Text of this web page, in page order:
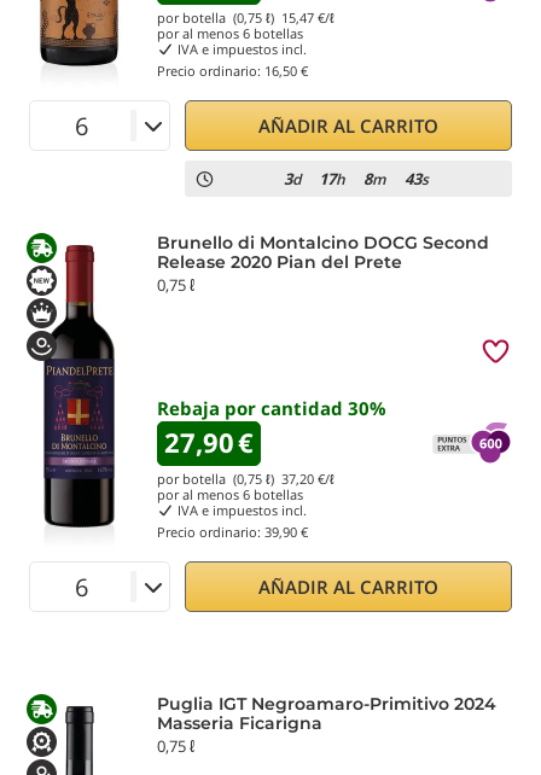
por botella (0,75 ℓ) 15,47 €/ℓ
por al menos 6 botellas
IVA e impuestos incl.
Precio ordinario: 16,50 €
AÑADIR AL CARRITO
3d 17h 8m 43s
Brunello di Montalcino DOCG Second
Release 2020 Pian del Prete
0,75 ℓ
Rebaja por cantidad 30%
27,90€
por botella (0,75 ℓ) 37,20 €/ℓ
por al menos 6 botellas
IVA e impuestos incl.
Precio ordinario: 39,90 €
AÑADIR AL CARRITO
Puglia IGT Negroamaro-Primitivo 2024
Masseria Ficarigna
0,75 ℓ